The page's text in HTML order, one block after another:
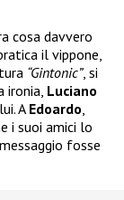
cosa davvero
il vippone,
“Gintonic”, si
ironia, Luciano
A Edoardo,
i suoi amici lo
fosse